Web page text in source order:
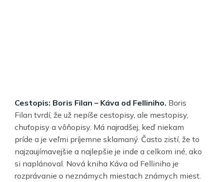
Cestopis: Boris Filan – Káva od Felliniho. Boris
Filan tvrdí, že už nepíše cestopisy, ale mestopisy,
chuťopisy a vôňopisy. Má najradšej, keď niekam
príde a je veľmi príjemne sklamaný. Často zistí, že to
najzaujímavejšie a najlepšie je inde a celkom iné, ako
si naplánoval. Nová kniha Káva od Felliniho je
rozprávanie o neznámych miestach známych miest.